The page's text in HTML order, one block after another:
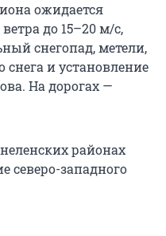
ожидается
до 15–20 м/с,
снегопад, метели,
и установление
На дорогах —
районах
северо-западного